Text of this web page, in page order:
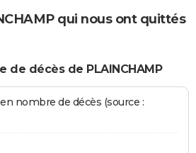
qui nous ont quittés
de décès de PLAINCHAMP
nombre de décès (source :